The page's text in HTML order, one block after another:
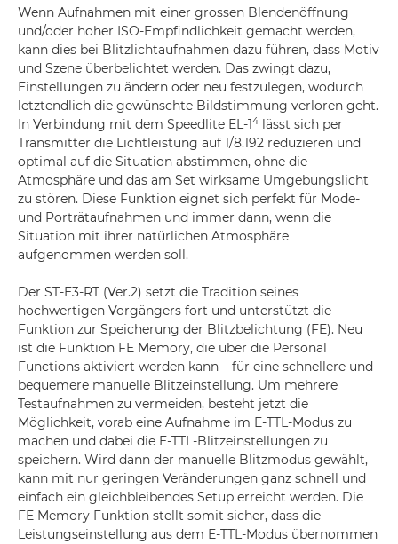
Wenn Aufnahmen mit einer grossen Blendenöffnung
und/oder hoher ISO-Empfindlichkeit gemacht werden,
kann dies bei Blitzlichtaufnahmen dazu führen, dass Motiv
und Szene überbelichtet werden. Das zwingt dazu,
Einstellungen zu ändern oder neu festzulegen, wodurch
letztendlich die gewünschte Bildstimmung verloren geht.
In Verbindung mit dem Speedlite EL-14 lässt sich per
Transmitter die Lichtleistung auf 1/8.192 reduzieren und
optimal auf die Situation abstimmen, ohne die
Atmosphäre und das am Set wirksame Umgebungslicht
zu stören. Diese Funktion eignet sich perfekt für Mode-
und Porträtaufnahmen und immer dann, wenn die
Situation mit ihrer natürlichen Atmosphäre
aufgenommen werden soll.
Der ST-E3-RT (Ver.2) setzt die Tradition seines
hochwertigen Vorgängers fort und unterstützt die
Funktion zur Speicherung der Blitzbelichtung (FE). Neu
ist die Funktion FE Memory, die über die Personal
Functions aktiviert werden kann – für eine schnellere und
bequemere manuelle Blitzeinstellung. Um mehrere
Testaufnahmen zu vermeiden, besteht jetzt die
Möglichkeit, vorab eine Aufnahme im E-TTL-Modus zu
machen und dabei die E-TTL-Blitzeinstellungen zu
speichern. Wird dann der manuelle Blitzmodus gewählt,
kann mit nur geringen Veränderungen ganz schnell und
einfach ein gleichbleibendes Setup erreicht werden. Die
FE Memory Funktion stellt somit sicher, dass die
Leistungseinstellung aus dem E-TTL-Modus übernommen